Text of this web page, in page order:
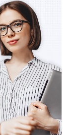
до Єдиної
і установи
забезпечать
до 25 грудня